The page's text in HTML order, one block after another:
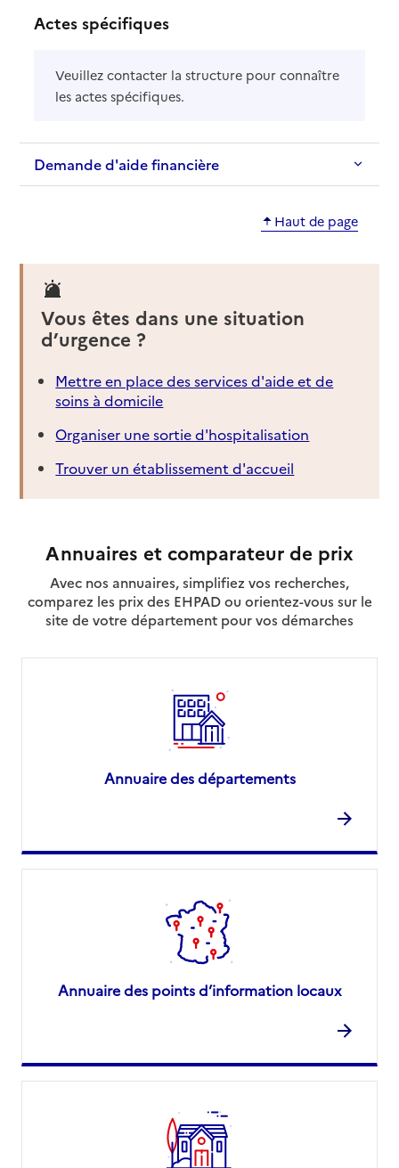
Actes spécifiques
Veuillez contacter la structure pour connaître
les actes spécifiques.
Demande d'aide financière
Haut de page
Vous êtes dans une situation
d’urgence ?
Mettre en place des services d'aide et de
soins à domicile
Organiser une sortie d'hospitalisation
Trouver un établissement d'accueil
Annuaires et comparateur de prix
Avec nos annuaires, simplifiez vos recherches,
comparez les prix des EHPAD ou orientez-vous sur le
site de votre département pour vos démarches
Annuaire des départements
Annuaire des points d’information locaux